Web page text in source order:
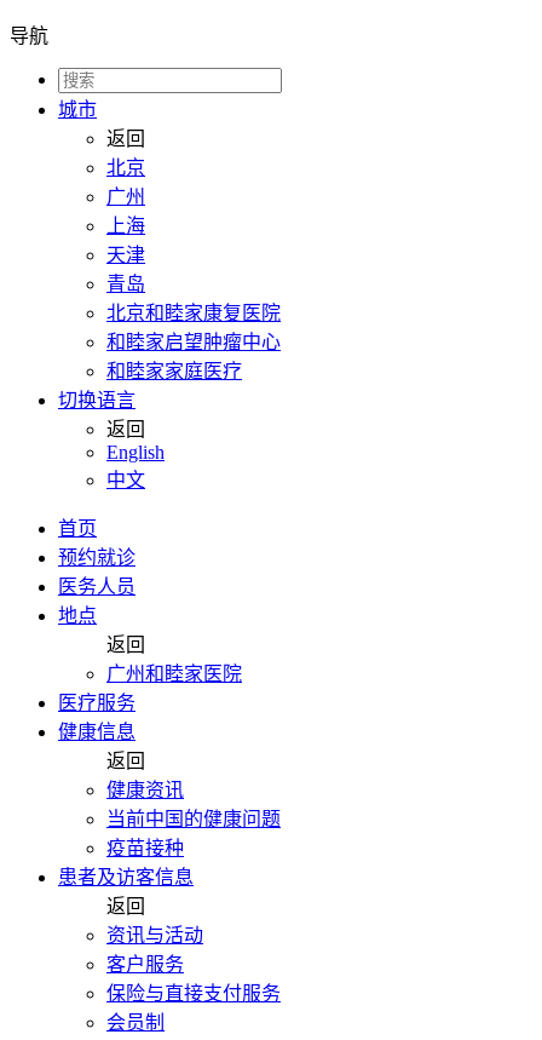
导航
城市
返回
北京
广州
上海
天津
青岛
北京和睦家康复医院
和睦家启望肿瘤中心
和睦家家庭医疗
切换语言
返回
English
中文
首页
预约就诊
医务人员
地点
返回
广州和睦家医院
医疗服务
健康信息
返回
健康资讯
当前中国的健康问题
疫苗接种
患者及访客信息
返回
资讯与活动
客户服务
保险与直接支付服务
会员制